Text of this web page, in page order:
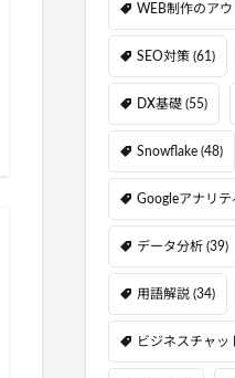
WEB制作のア
SEO対策 (61)
DX基礎 (55)
Snowflake (48)
Googleアナリテ
データ分析 (39)
用語解説 (34)
ビジネスチャッ